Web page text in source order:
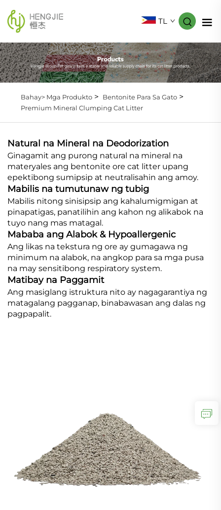
TL
Bahay> Mga Produkto> Bentonite Para Sa Gato>
Premium Mineral Clumping Cat Litter
Natural na Mineral na Deodorization
Ginagamit ang purong natural na mineral na
materyales ang bentonite ore cat litter upang
epektibong sumipsip at neutralisahin ang amoy.
Mabilis na tumutunaw ng tubig
Mabilis nitong sinisipsip ang kahalumigmigan at
pinapatigas, panatilihin ang kahon ng alikabok na
tuyo nang mas matagal.
Mababa ang Alabok & Hypoallergenic
Ang likas na tekstura ng ore ay gumagawa ng
minimum na alabok, na angkop para sa mga pusa
na may sensitibong respiratory system.
Matibay na Paggamit
Ang masiglang istruktura nito ay nagagarantiya ng
matagalang pagganap, binabawasan ang dalas ng
pagpapalit.